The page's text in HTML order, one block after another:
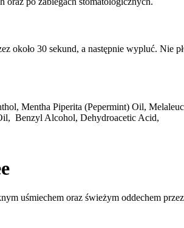
około 30 sekund, a następnie wypluć. Nie
Mentha Piperita (Pepermint) Oil,
Benzyl Alcohol, Dehydroacetic Acid,
uśmiechem oraz świeżym oddechem przez